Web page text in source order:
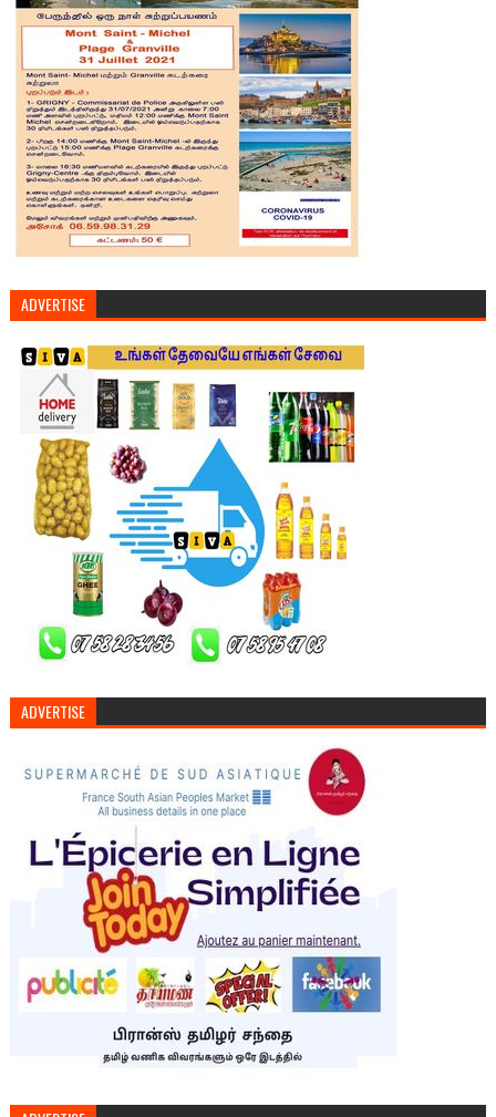
ADVERTISE
ADVERTISE